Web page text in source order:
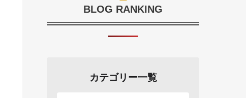
BLOG RANKING
カテゴリー一覧